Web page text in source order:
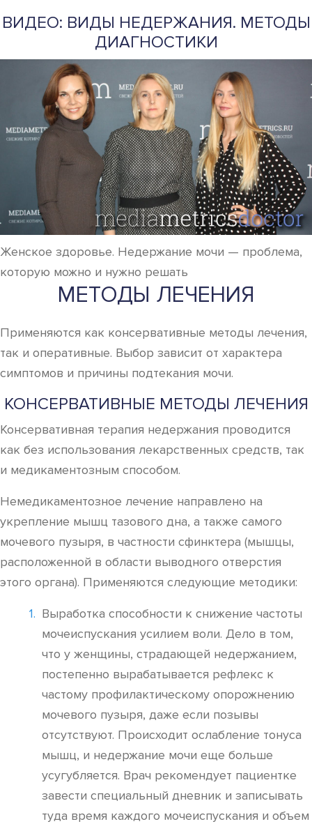
ВИДЕО: ВИДЫ НЕДЕРЖАНИЯ. МЕТОДЫ
ДИАГНОСТИКИ
Женское здоровье. Недержание мочи — проблема,
которую можно и нужно решать
МЕТОДЫ ЛЕЧЕНИЯ
Применяются как консервативные методы лечения,
так и оперативные. Выбор зависит от характера
симптомов и причины подтекания мочи.
КОНСЕРВАТИВНЫЕ МЕТОДЫ ЛЕЧЕНИЯ
Консервативная терапия недержания проводится
как без использования лекарственных средств, так
и медикаментозным способом.
Немедикаментозное лечение направлено на
укрепление мышц тазового дна, а также самого
мочевого пузыря, в частности сфинктера (мышцы,
расположенной в области выводного отверстия
этого органа). Применяются следующие методики:
Выработка способности к снижение частоты
мочеиспускания усилием воли. Дело в том,
что у женщины, страдающей недержанием,
постепенно вырабатывается рефлекс к
частому профилактическому опорожнению
мочевого пузыря, даже если позывы
отсутствуют. Происходит ослабление тонуса
мышц, и недержание мочи еще больше
усугубляется. Врач рекомендует пациентке
завести специальный дневник и записывать
туда время каждого мочеиспускания и объем